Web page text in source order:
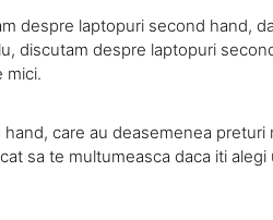
despre laptopuri second hand,
discutam despre laptopuri
mici.
care au deasemenea preturi
sa te multumeasca daca iti alegi